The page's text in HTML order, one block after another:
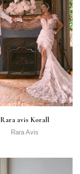
Rara avis Korall
Rara Avis